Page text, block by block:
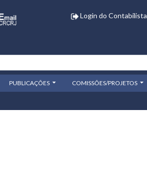
Login do Contabilista
PUBLICAÇÕES COMISSÕES/PROJETOS